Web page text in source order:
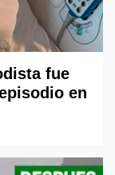
fue
en